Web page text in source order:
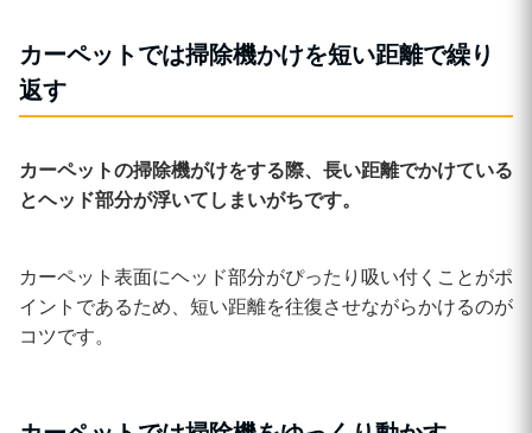
カーペットでは掃除機かけを短い距離で繰り
返す
カーペットの掃除機がけをする際、長い距離でかけている
とヘッド部分が浮いてしまいがちです。
カーペット表面にヘッド部分がぴったり吸い付くことがポ
イントであるため、短い距離を往復させながらかけるのが
コツです。